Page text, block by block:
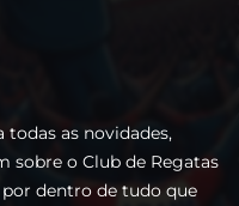
todas as novidades,
sobre o Club de Regatas
por dentro de tudo que